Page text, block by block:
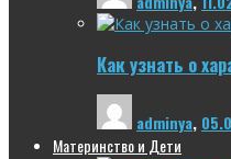
Как узнать о
adminya,
Материнство и Дети